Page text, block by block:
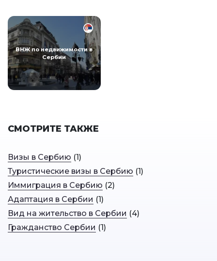
ВНЖ по недвижимости в
Сербии
СМОТРИТЕ ТАКЖЕ
Визы в Сербию (1)
Туристические визы в Сербию (1)
Иммиграция в Сербию (2)
Адаптация в Сербии (1)
Вид на жительство в Сербии (4)
Гражданство Сербии (1)